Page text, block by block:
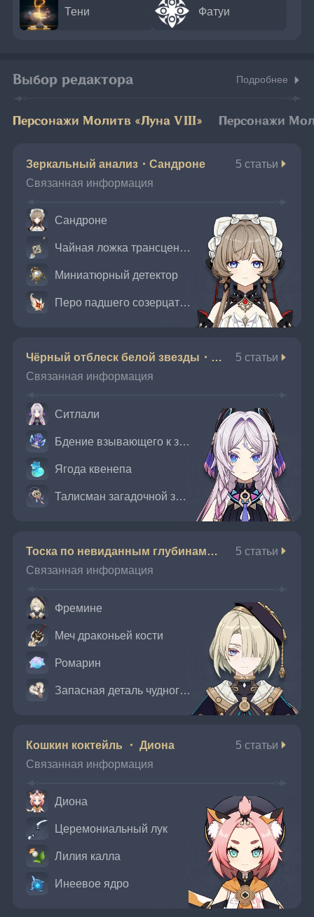
Тени Фатуи
Выбор редактора Подробнее
Персонажи Молитв «Луна VIII» Персонажи
Зеркальный анализ・Сандроне
5 статьи
Связанная информация
Сандроне
Чайная ложка трансцендентности
Миниатюрный детектор
Перо падшего созерцателя
Чёрный отблеск белой звезды・Ситлали
5 статьи
Связанная информация
Ситлали
Бдение взывающего к звёздам
Ягода квенепа
Талисман загадочной земли
Тоска по невиданным глубинам・Фремине
5 статьи
Связанная информация
Фремине
Меч драконьей кости
Ромарин
Запасная деталь чудного механизма: Коппелиус
Кошкин коктейль ・ Диона
5 статьи
Связанная информация
Диона
Церемониальный лук
Лилия калла
Инеевое ядро